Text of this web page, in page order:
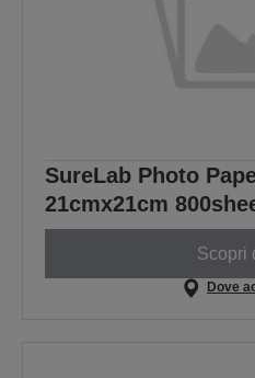
SureLab Photo
21cmx21cm
Scopri
Dove